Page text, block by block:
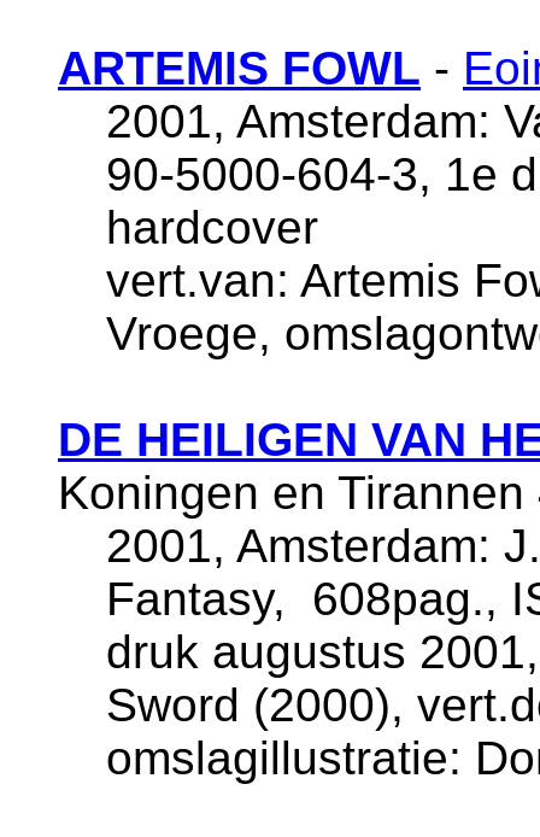
ARTEMIS FOWL -
2001, Amsterdam:
90-5000-604-3, 1e
hardcover
vert.van: Artemis
Vroege,
DE HEILIGEN VAN
Koningen en
2001, Amsterdam:
Fantasy, 608pag.,
druk augustus
Sword (2000),
omslagillustratie: